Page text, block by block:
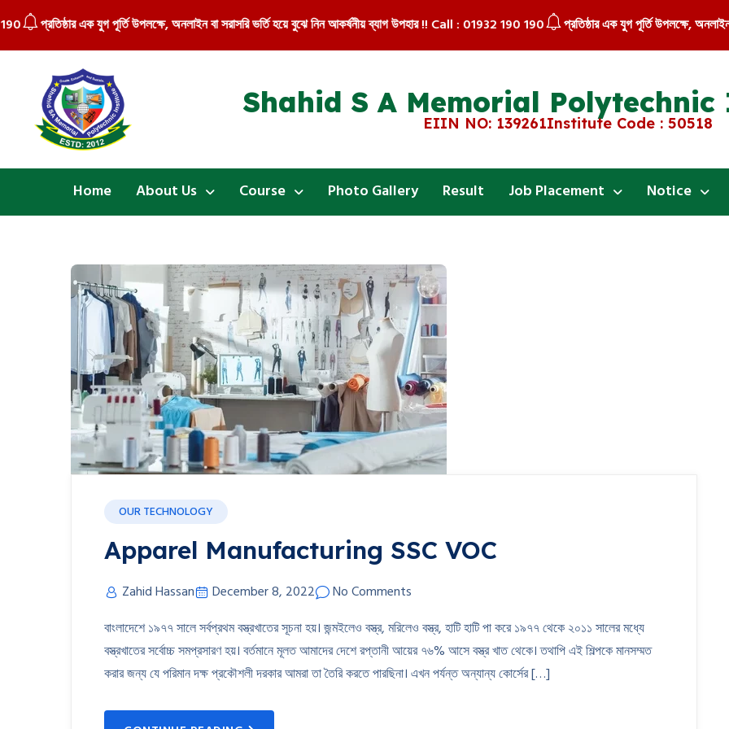
এক যুগ পূর্তি উপলক্ষে, অনলাইন বা সরাসরি ভর্তি হয়ে বুঝে নিন আকর্ষনীয় ব্যাগ উপহার !! Call : 01932 190 190 প্রতিষ্ঠার এক যুগ পূর্তি উপলক্ষে, অনলাইন বা
Shahid S A Memorial
EIIN NO: 139261Institute Code : 50518
Home About Us Course Photo Gallery Result Job Placement Notice
OUR TECHNOLOGY
Apparel Manufacturing SSC VOC
Zahid Hassan December 8, 2022
No Comments
বাংলাদেশে ১৯৭৭ সালে সর্বপ্রথম বস্ত্রখাতের সূচনা হয়। জন্মইলেও বস্ত্র, মরিলেও বস্ত্র, হাটি হাটি পা করে ১৯৭৭ থেকে ২০১১ সালের মধ্যে
বস্ত্রখাতের সর্বোচ্চ সমপ্রসারণ হয়। বর্তমানে মূলত আমাদের দেশে রপ্তানী আয়ের ৭৬% আসে বস্ত্র খাত থেকে। তথাপি এই শিল্পকে মানসম্মত
করার জন্য যে পরিমান দক্ষ প্রকৌশলী দরকার আমরা তা তৈরি করতে পারছিনা। এখন পর্যন্ত অন্যান্য কোর্সের […]